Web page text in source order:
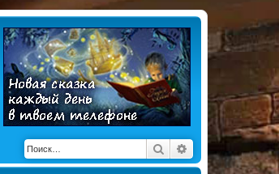
Поиск Расширенный